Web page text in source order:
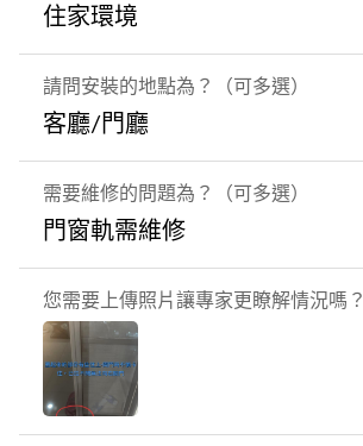
住家環境
請問安裝的地點為？（可多選）
客廳/門廳
需要維修的問題為？（可多選）
門窗軌需維修
您需要上傳照片讓專家更瞭解情況嗎？